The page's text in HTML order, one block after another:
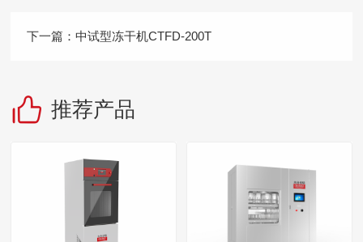
下一篇：中试型冻干机CTFD-200T
推荐产品